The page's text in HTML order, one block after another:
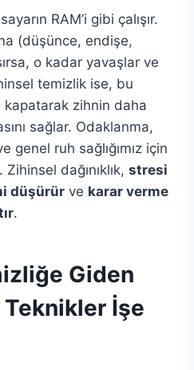
RAM’i gibi çalışır.
(düşünce, endişe,
o kadar yavaşlar ve
temizlik ise, bu
kapatarak zihnin daha
sağlar. Odaklanma,
genel ruh sağlığımız için
dağınıklık, stresi
düşürür ve karar verme
.
Giden
İşe